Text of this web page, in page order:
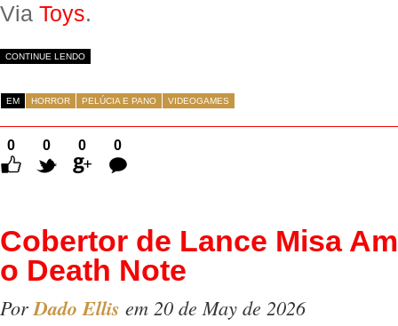
Via Toys.
CONTINUE LENDO
EM HORROR PELÚCIA E PANO VIDEOGAMES
0 0 0
0
Comentários
Cobertor de Lance Misa
o Death Note
PorDado Ellis em 20 de May de 2026